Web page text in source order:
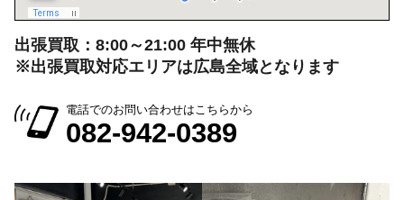
出張買取：8:00～21:00 年中無休
※出張買取対応エリアは広島全域となります
電話でのお問い合わせはこちらから
082-942-0389